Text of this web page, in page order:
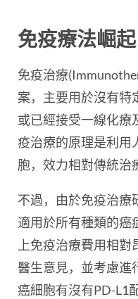
免疫療法崛
免疫治療
案，主要用於沒有特
或已經接受一線化療
疫治療的原理是利用
胞，效力相對傳統治
不過，由於免疫治療
適用於所有種類的癌
上免疫治療費用相
醫生意見，並考慮進
癌細胞有沒有PD-L1